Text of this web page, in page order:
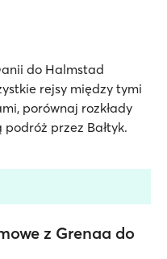
do Halmstad
rejsy między tymi
porównaj rozkłady
przez Bałtyk.
z Grenaa do